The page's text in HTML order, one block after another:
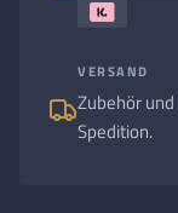
VERSAND
Zubehör
Spedition.